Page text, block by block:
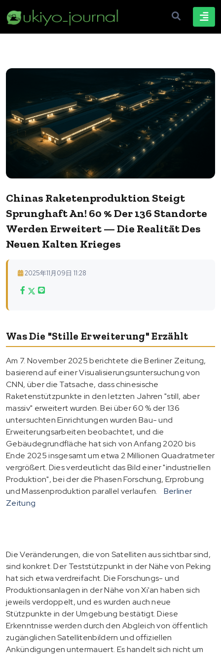
Chinas Raketenproduktion Steigt
Sprunghaft An! 60 % Der 136 Standorte
Werden Erweitert — Die Realität Des
Neuen Kalten Krieges
2025年11月09日 11:28
Was Die "stille Erweiterung" Erzählt
Am 7. November 2025 berichtete die Berliner Zeitung,
basierend auf einer Visualisierungsuntersuchung von
CNN, über die Tatsache, dass chinesische
Raketenstützpunkte in den letzten Jahren "still, aber
massiv" erweitert wurden. Bei über 60 % der 136
untersuchten Einrichtungen wurden Bau- und
Erweiterungsarbeiten beobachtet, und die
Gebäudegrundfläche hat sich von Anfang 2020 bis
Ende 2025 insgesamt um etwa 2 Millionen Quadratmeter
vergrößert. Dies verdeutlicht das Bild einer "industriellen
Produktion", bei der die Phasen Forschung, Erprobung
und Massenproduktion parallel verlaufen.
Berliner
Zeitung
Die Veränderungen, die von Satelliten aus sichtbar sind,
sind konkret. Der Teststützpunkt in der Nähe von Peking
hat sich etwa verdreifacht. Die Forschungs- und
Produktionsanlagen in der Nähe von Xi'an haben sich
jeweils verdoppelt, und es wurden auch neue
Stützpunkte in der Umgebung bestätigt. Diese
Erkenntnisse werden durch den Abgleich von öffentlich
zugänglichen Satellitenbildern und offiziellen
Ankündigungen untermauert. Es handelt sich nicht um